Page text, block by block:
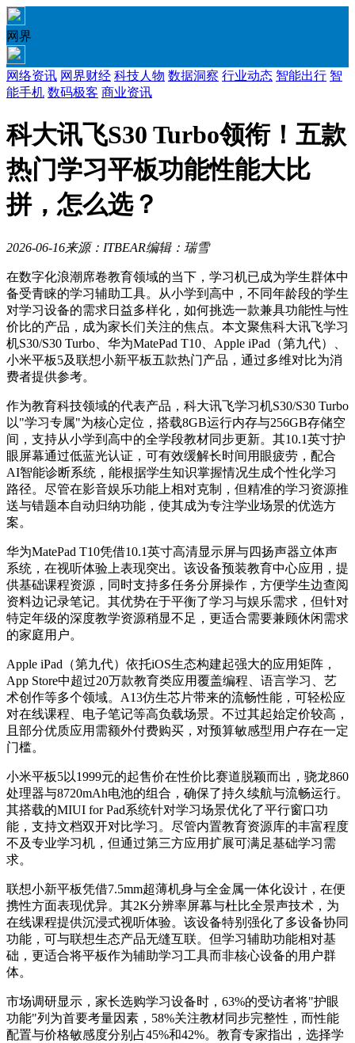
网界
网络资讯 网界财经 科技人物 数据洞察 行业动态 智能出行 智
能手机 数码极客 商业资讯
科大讯飞S30 Turbo领衔！五款
热门学习平板功能性能大比
拼，怎么选？
2026-06-16来源：ITBEAR编辑：瑞雪
在数字化浪潮席卷教育领域的当下，学习机已成为学生群体中
备受青睐的学习辅助工具。从小学到高中，不同年龄段的学生
对学习设备的需求日益多样化，如何挑选一款兼具功能性与性
价比的产品，成为家长们关注的焦点。本文聚焦科大讯飞学习
机S30/S30 Turbo、华为MatePad T10、Apple iPad（第九代）、
小米平板5及联想小新平板五款热门产品，通过多维对比为消
费者提供参考。
作为教育科技领域的代表产品，科大讯飞学习机S30/S30 Turbo
以"学习专属"为核心定位，搭载8GB运行内存与256GB存储空
间，支持从小学到高中的全学段教材同步更新。其10.1英寸护
眼屏幕通过低蓝光认证，可有效缓解长时间用眼疲劳，配合
AI智能诊断系统，能根据学生知识掌握情况生成个性化学习
路径。尽管在影音娱乐功能上相对克制，但精准的学习资源推
送与错题本自动归纳功能，使其成为专注学业场景的优选方
案。
华为MatePad T10凭借10.1英寸高清显示屏与四扬声器立体声
系统，在视听体验上表现突出。该设备预装教育中心应用，提
供基础课程资源，同时支持多任务分屏操作，方便学生边查阅
资料边记录笔记。其优势在于平衡了学习与娱乐需求，但针对
特定年级的深度教学资源稍显不足，更适合需要兼顾休闲需求
的家庭用户。
Apple iPad（第九代）依托iOS生态构建起强大的应用矩阵，
App Store中超过20万款教育类应用覆盖编程、语言学习、艺
术创作等多个领域。A13仿生芯片带来的流畅性能，可轻松应
对在线课程、电子笔记等高负载场景。不过其起始定价较高，
且部分优质应用需额外付费购买，对预算敏感型用户存在一定
门槛。
小米平板5以1999元的起售价在性价比赛道脱颖而出，骁龙860
处理器与8720mAh电池的组合，确保了持久续航与流畅运行。
其搭载的MIUI for Pad系统针对学习场景优化了平行窗口功
能，支持文档双开对比学习。尽管内置教育资源库的丰富程度
不及专业学习机，但通过第三方应用扩展可满足基础学习需
求。
联想小新平板凭借7.5mm超薄机身与全金属一体化设计，在便
携性方面表现优异。其2K分辨率屏幕与杜比全景声技术，为
在线课程提供沉浸式视听体验。该设备特别强化了多设备协同
功能，可与联想生态产品无缝互联。但学习辅助功能相对基
础，更适合将平板作为辅助学习工具而非核心设备的用户群
体。
市场调研显示，家长选购学习设备时，63%的受访者将"护眼
功能"列为首要考量因素，58%关注教材同步完整性，而性能
配置与价格敏感度分别占45%和42%。教育专家指出，选择学